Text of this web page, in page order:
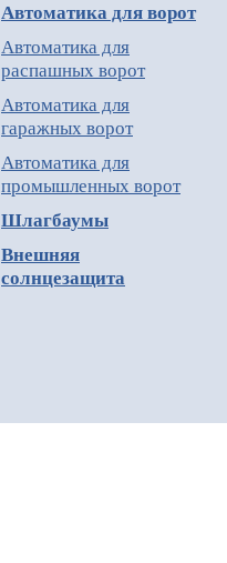
Автоматика для ворот
Автоматика для
распашных ворот
Автоматика для
гаражных ворот
Автоматика для
промышленных ворот
Шлагбаумы
Внешняя
солнцезащита